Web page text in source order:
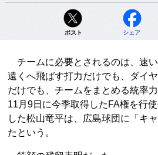
ポスト シェア
チームに必要とされるのは、速い
遠くへ飛ばす打力だけでも、ダイ
だけでも、チームをまとめる統率
11月9日に今季取得したFA権を行
した松山竜平は、広島球団に「キ
たという。